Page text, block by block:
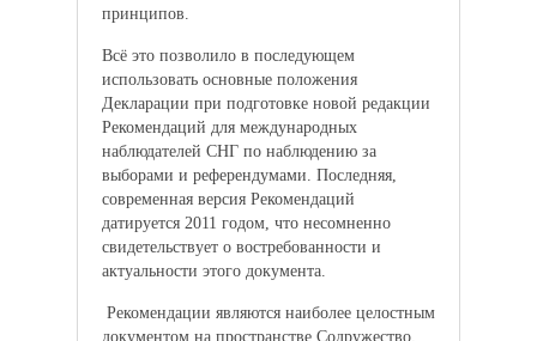
принципов.
Всё это позволило в последующем
использовать основные положения
Декларации при подготовке новой редакции
Рекомендаций для международных
наблюдателей СНГ по наблюдению за
выборами и референдумами. Последняя,
современная версия Рекомендаций
датируется 2011 годом, что несомненно
свидетельствует о востребованности и
актуальности этого документа.
Рекомендации являются наиболее целостным
документом на пространстве Содружество,